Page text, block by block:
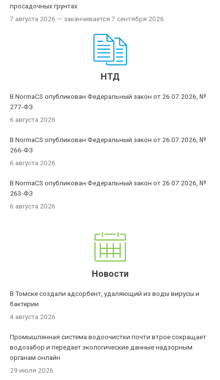
просадочных грунтах
7 августа 2026 — заканчивается 7 сентября 2026
НТД
В NormaCS опубликован Федеральный закон от 26.07.2026, №
277-ФЗ
6 августа 2026
В NormaCS опубликован Федеральный закон от 26.07.2026, №
266-ФЗ
6 августа 2026
В NormaCS опубликован Федеральный закон от 26.07.2026, №
263-ФЗ
6 августа 2026
Новости
В Томске создали адсорбент, удаляющий из воды вирусы и
бактерии
4 августа 2026
Промышленная система водоочистки почти втрое сокращает
водозабор и передает экологические данные надзорным
органам онлайн
29 июля 2026